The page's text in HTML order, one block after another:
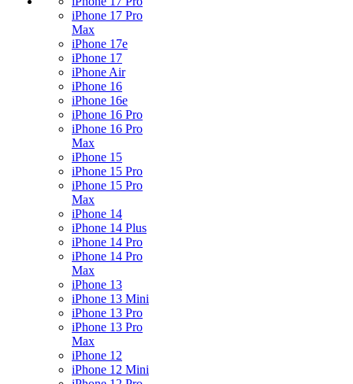
iPhone 17 Pro
Max
iPhone 17e
iPhone 17
iPhone Air
iPhone 16
iPhone 16e
iPhone 16 Pro
iPhone 16 Pro
Max
iPhone 15
iPhone 15 Pro
iPhone 15 Pro
Max
iPhone 14
iPhone 14 Plus
iPhone 14 Pro
iPhone 14 Pro
Max
iPhone 13
iPhone 13 Mini
iPhone 13 Pro
iPhone 13 Pro
Max
iPhone 12
iPhone 12 Mini